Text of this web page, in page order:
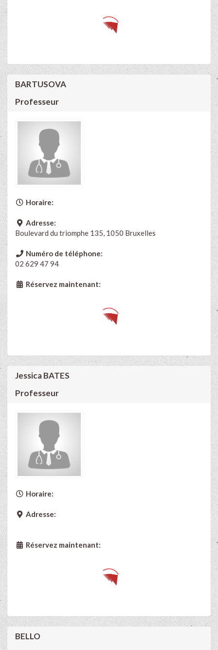
BARTUSOVA
Professeur
Horaire:
Adresse:
Boulevard du triomphe 135, 1050 Bruxelles
Numéro de téléphone:
02 629 47 94
Réservez maintenant:
Jessica BATES
Professeur
Horaire:
Adresse:
Réservez maintenant:
BELLO